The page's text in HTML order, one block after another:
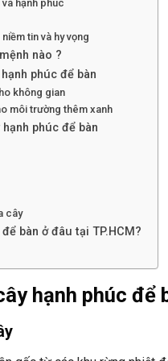
hạnh phúc
tin và hy vọng
nào ?
phúc để bàn
không gian
môi trường thêm xanh
phúc để bàn
cây
bàn ở đâu tại TP.HCM?
hạnh phúc để